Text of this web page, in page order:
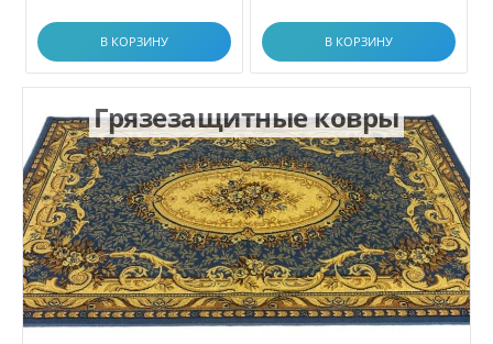
В КОРЗИНУ В КОРЗИНУ
Грязезащитные ковры